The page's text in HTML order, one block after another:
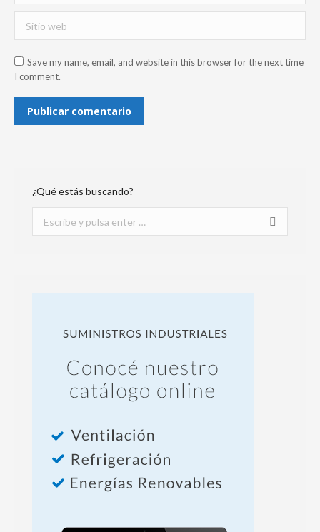
Save my name, email, and website in this browser for the next time
I comment.
Publicar comentario
¿Qué estás buscando?